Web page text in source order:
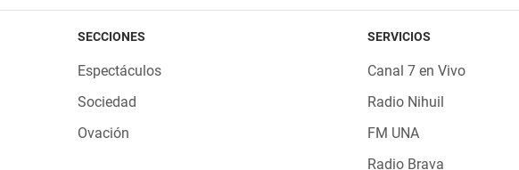
SECCIONES
Espectáculos
Sociedad
Ovación
SERVICIOS
Canal 7 en Vivo
Radio Nihuil
FM UNA
Radio Brava